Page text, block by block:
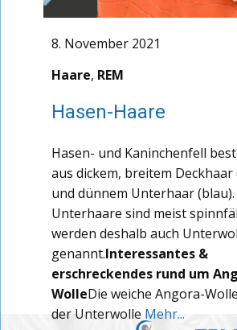
8. November 2021
Haare, REM
Hasen-Haare
Hasen- und Kaninchenfell
aus dickem, breitem
und dünnem Unterhaar
Unterhaare sind meist
werden deshalb auch
genannt.Interessantes &
erschreckendes rund um
WolleDie weiche Angora-
der Unterwolle Mehr...